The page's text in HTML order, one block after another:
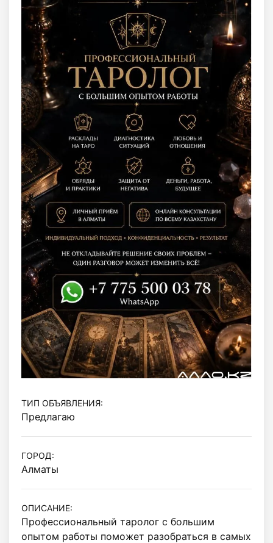
ТИП ОБЪЯВЛЕНИЯ:
Предлагаю
ГОРОД:
Алматы
ОПИСАНИЕ:
Профессиональный таролог с большим
опытом работы поможет разобраться в самых